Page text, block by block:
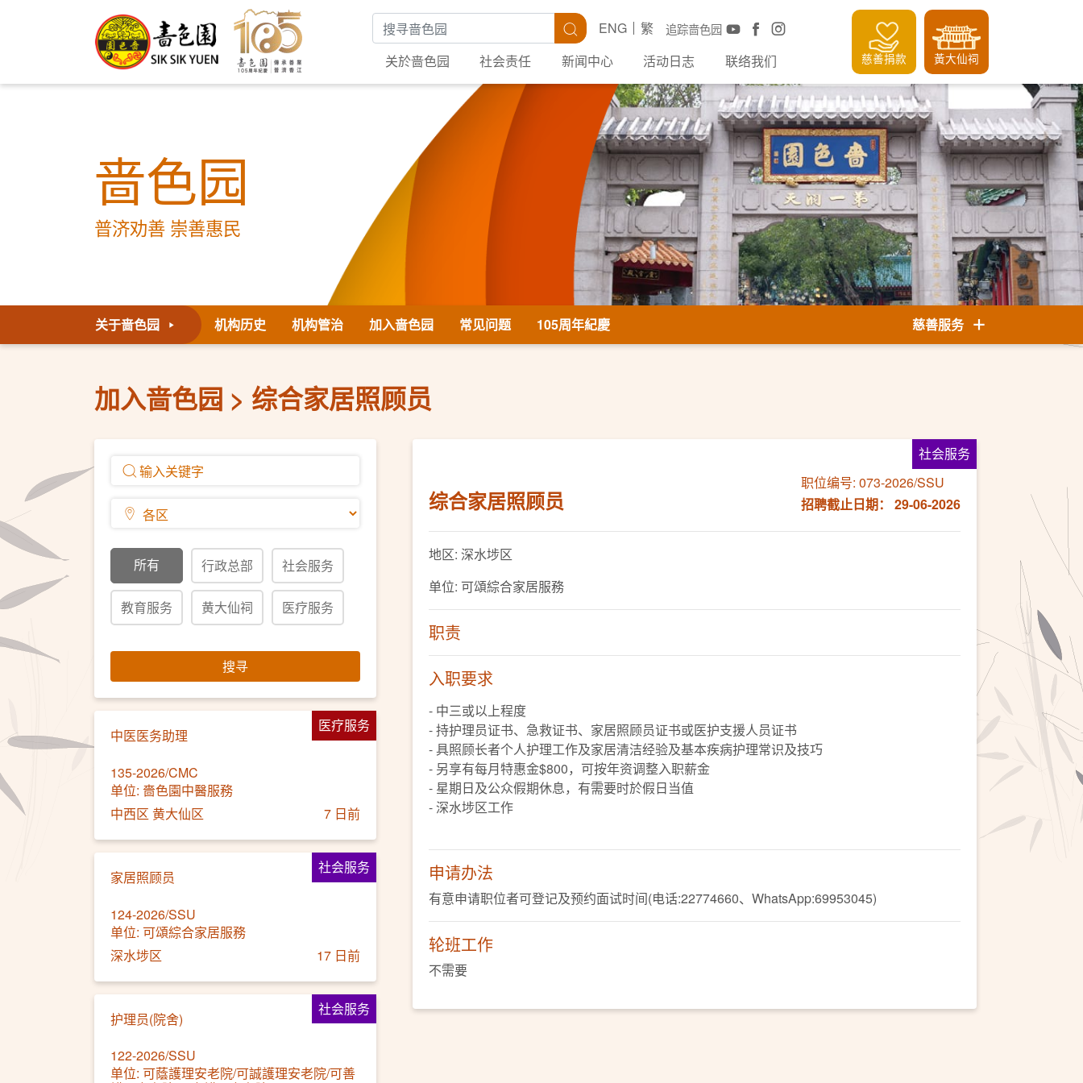
搜寻关键字 搜寻 追踪啬色园
ENG
繁
关於啬色园
社会责任 新闻中心 活动日志 联络我们 慈善捐款 黃大仙祠
啬色园
普济劝善 崇善惠民
关于啬色园 机构历史 机构管治 加入啬色园 常见问题 105周年紀慶 慈善服务
加入啬色园 综合家居照顾员
所有 行政总部 社会服务
教育服务 黄大仙祠 医疗服务
搜寻
医疗服务
中医医务助理
135-2026/CMC
单位: 嗇色園中醫服務
中西区 黄大仙区
7 日前
社会服务
家居照顾员
124-2026/SSU
单位: 可頌綜合家居服務
深水埗区
17 日前
社会服务
护理员(院舍)
122-2026/SSU
单位: 可蔭護理安老院/可誠護理安老院/可善
社会服务
综合家居照顾员
职位编号: 073-2026/SSU
招聘截止日期： 29-06-2026
地区: 深水埗区
单位: 可頌綜合家居服務
职责
入职要求
- 中三或以上程度
- 持护理员证书、急救证书、家居照顾员证书或医护支援人员证书
- 具照顾长者个人护理工作及家居清洁经验及基本疾病护理常识及技巧
- 另享有每月特惠金$800，可按年资调整入职薪金
- 星期日及公众假期休息，有需要时於假日当值
- 深水埗区工作
申请办法
有意申请职位者可登记及预约面试时间(电话:22774660、WhatsApp:69953045)
轮班工作
不需要